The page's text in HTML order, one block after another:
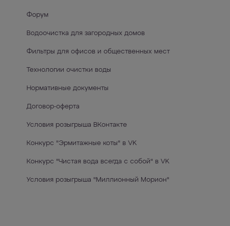
Форум
Водоочистка для загородных домов
Фильтры для офисов и общественных мест
Технологии очистки воды
Нормативные документы
Договор-оферта
Условия розыгрыша ВКонтакте
Конкурс "Эрмитажные коты" в VK
Конкурс "Чистая вода всегда с собой" в VK
Условия розыгрыша "Миллионный Морион"